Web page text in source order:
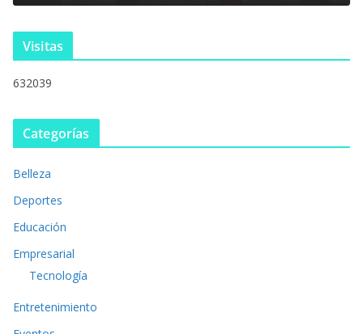
Visitas
632039
Categorías
Belleza
Deportes
Educación
Empresarial
Tecnología
Entretenimiento